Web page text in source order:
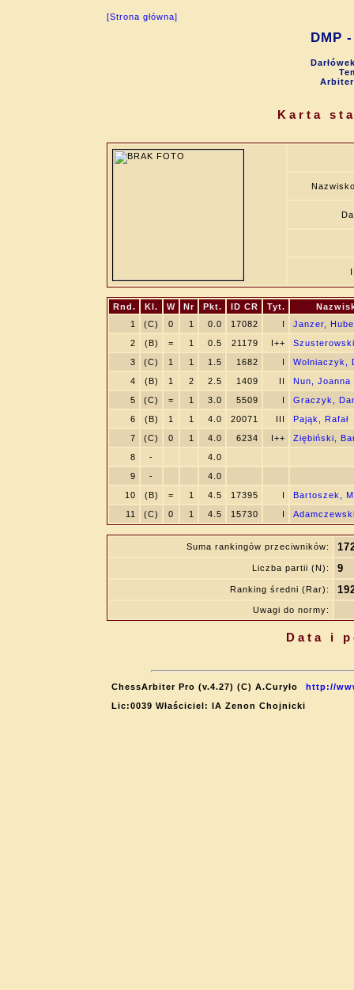
[Strona główna]
DMP
Karta
Rnd. Kl. W Nr Pkt. ID CR Tyt.
1
(C) 0 1 0.0 17082 I
Janzer,
2
(B) = 1 0.5 21179 I++
3
(C) 1 1 1.5 1682 I
Wolniaczyk,
4
(B) 1 2 2.5 1409 II
Nun, Joanna
5
(C) = 1 3.0 5509 I
Graczyk,
6
(B) 1 1 4.0 20071 III
Pająk, Rafał
7
(C) 0 1 4.0 6234 I++
Ziębiński,
8
-
4.0
9
-
4.0
10
(B) = 1 4.5 17395 I
Bartoszek,
11
(C) 0 1 4.5 15730 I
Suma rankingów przeciwników:
Liczba partii (N): 9
Ranking średni (Rar):
Uwagi do normy:
Data i
ChessArbiter Pro (v.4.27) (C) A.Curyło
http://
Lic:0039 Właściciel: IA Zenon Chojnicki